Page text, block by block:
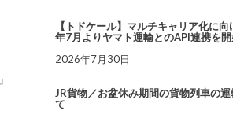
【トドケール】マルチキャリア化に
年7月よりヤマト運輸とのAPI連携を
2026年7月30日
JR貨物／お盆休み期間の貨物列車の
て